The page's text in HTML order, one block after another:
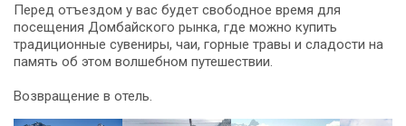
Перед отъездом у вас будет свободное время для
посещения Домбайского рынка, где можно купить
традиционные сувениры, чаи, горные травы и сладости на
память об этом волшебном путешествии.
Возвращение в отель.